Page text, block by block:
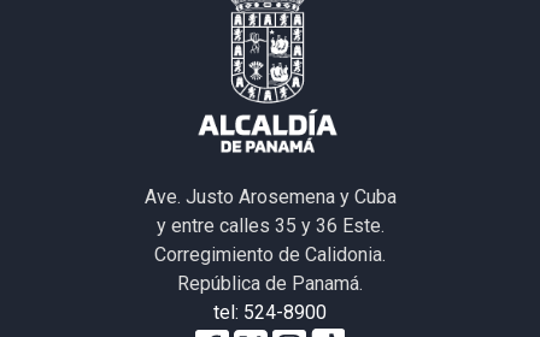
Ave. Justo Arosemena y Cuba
y entre calles 35 y 36 Este.
Corregimiento de Calidonia.
República de Panamá.
tel: 524-8900